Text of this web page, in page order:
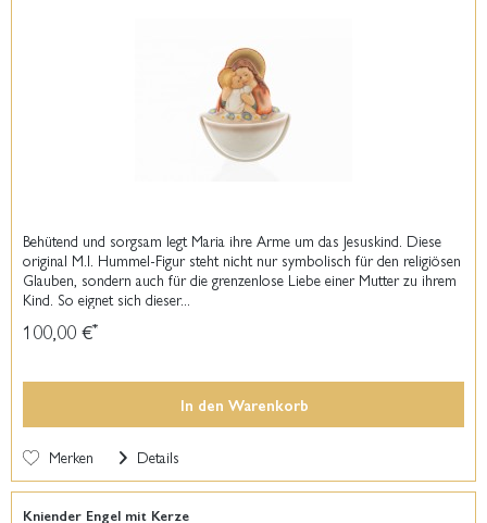
Behütend und sorgsam legt Maria ihre Arme um das Jesuskind. Diese
original M.I. Hummel-Figur steht nicht nur symbolisch für den religiösen
Glauben, sondern auch für die grenzenlose Liebe einer Mutter zu ihrem
Kind. So eignet sich dieser...
100,00 €*
In den Warenkorb
Merken Details
Kniender Engel mit Kerze